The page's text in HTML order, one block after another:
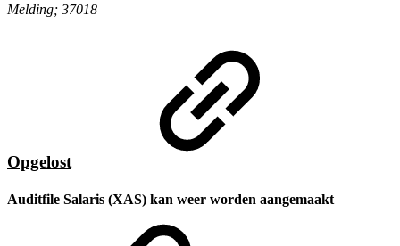
Melding; 37018
Opgelost
Auditfile Salaris (XAS) kan weer worden aangemaakt